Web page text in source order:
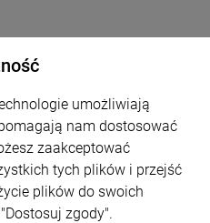
129,00 zł
powiadom o dostępności
umożliwiają
nam dostosować
zaakceptować
tych plików i przejść
plików do swoich
zgody".